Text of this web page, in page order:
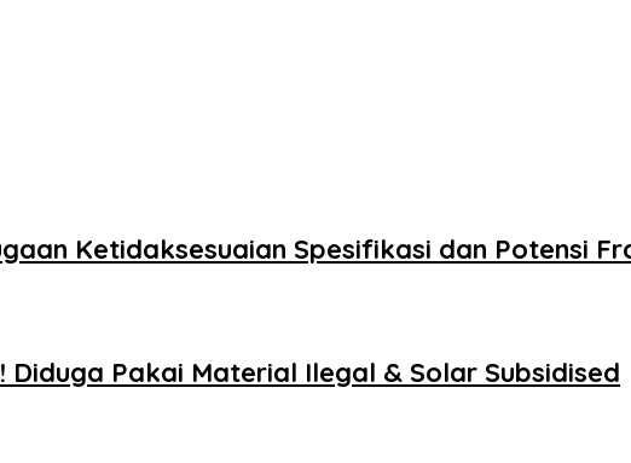
Ketidaksesuaian Spesifikasi dan Potensi
Pakai Material Ilegal & Solar Subsidised